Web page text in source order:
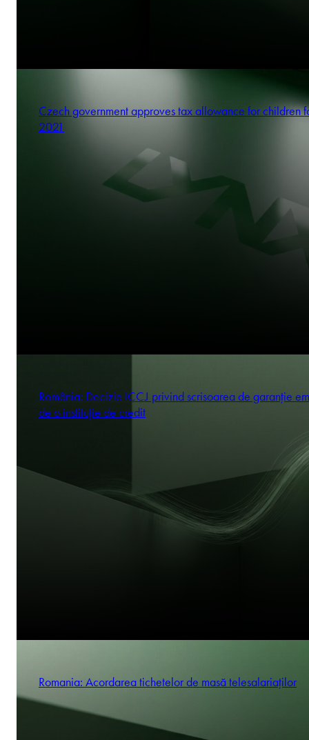
Czech government approves tax allowance for children
2021
România: Decizie ICCJ privind scrisoarea de garanție
de o instituție de credit
Romania: Acordarea tichetelor de masă telesalariaților